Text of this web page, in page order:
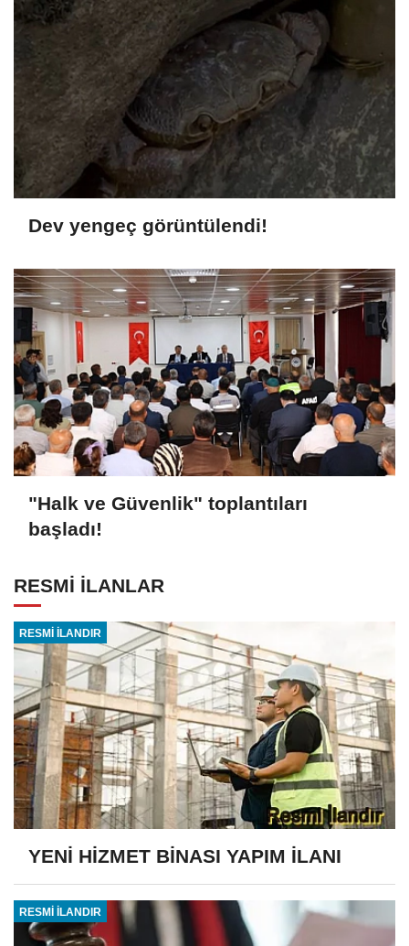
Dev yengeç görüntülendi!
"Halk ve Güvenlik" toplantıları
başladı!
RESMİ İLANLAR
RESMİ İLANDIR
YENİ HİZMET BİNASI YAPIM İLANI
RESMİ İLANDIR